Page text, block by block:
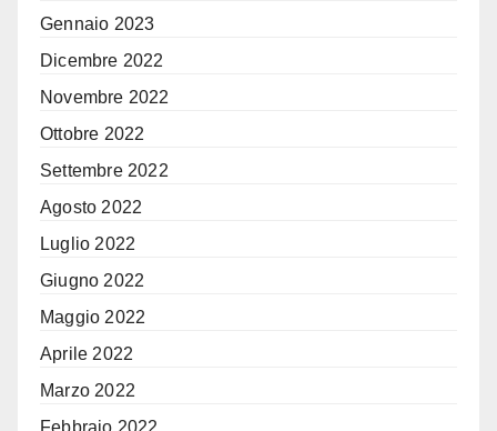
Gennaio 2023
Dicembre 2022
Novembre 2022
Ottobre 2022
Settembre 2022
Agosto 2022
Luglio 2022
Giugno 2022
Maggio 2022
Aprile 2022
Marzo 2022
Febbraio 2022